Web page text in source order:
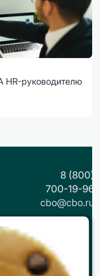
HR-руководителю
8 (800)
700-19-96
cbo@cbo.ru